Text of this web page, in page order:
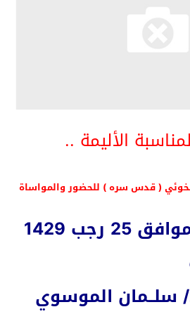
الأليمة ..
( قدس سره ) للحضور والمواساة
ليلة الاثنين الموافق 25 رجب 1429
الموسوي